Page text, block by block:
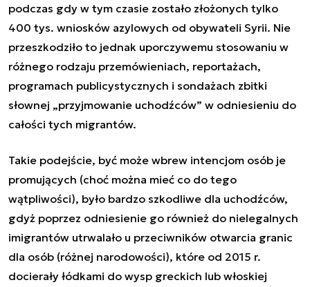
podczas gdy w tym czasie zostało złożonych tylko
400 tys. wniosków azylowych od obywateli Syrii. Nie
przeszkodziło to jednak uporczywemu stosowaniu w
różnego rodzaju przemówieniach, reportażach,
programach publicystycznych i sondażach zbitki
słownej „przyjmowanie uchodźców” w odniesieniu do
całości tych migrantów.
Takie podejście, być może wbrew intencjom osób je
promujących (choć można mieć co do tego
wątpliwości), było bardzo szkodliwe dla uchodźców,
gdyż poprzez odniesienie go również do nielegalnych
imigrantów utrwalało u przeciwników otwarcia granic
dla osób (różnej narodowości), które od 2015 r.
docierały łódkami do wysp greckich lub włoskiej